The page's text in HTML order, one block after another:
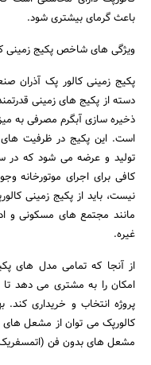
باعث گرمای بیشتری شود.
ویژگی های شاخص پکیج زمینی
پکیج زمینی کالور پک آذران
دسته از پکیج های زمینی
ذخیره سازی آبگرم مصرفی به
تولید و عرضه می شود که در
کافی برای اجرای موتورخانه
نیست، باید از پکیج زمینی
مانند مجتمع های مسکونی و
غیره.
از آنجا که تمامی مدل های
امکان را به مشتری می دهد
پروژه انتخاب و خریداری
کالورپک می توان از مشعل های
مشعل های بدون فن